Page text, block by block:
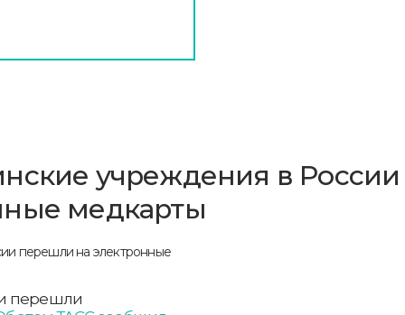
учреждения в России
медкарты
перешли